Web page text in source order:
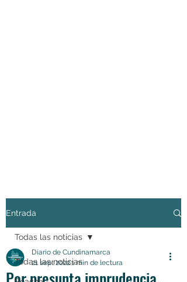
Entrada
Todas las noticias
Todas las noticias
Diario de Cundinamarca
21 sept 20221 min de lectura